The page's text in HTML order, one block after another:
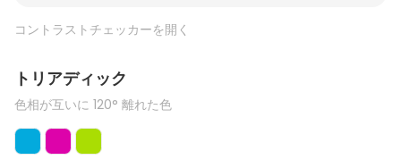
コントラストチェッカーを開く
トリアディック
色相が互いに 120° 離れた色